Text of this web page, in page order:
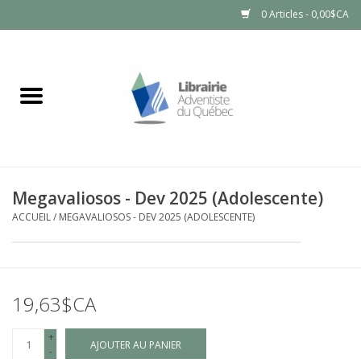
0 Articles - 0,00$CA
Megavaliosos - Dev 2025 (Adolescente)
ACCUEIL/ MEGAVALIOSOS - DEV 2025 (ADOLESCENTE)
19,63$CA
+
-
AJOUTER AU PANIER